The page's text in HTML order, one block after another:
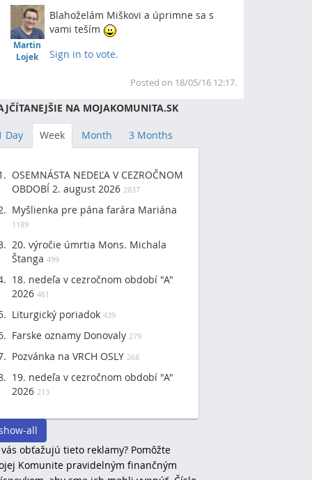
Martin
Lojek
Blahoželám Miškovi a úprimne sa s
vami teším
Sign in to vote.
Posted on 18/05/16 12:17.
NA MOJAKOMUNITA.SK
Day Week Month 3 Months
OSEMNÁSTA NEDEĽA V CEZROČNOM
OBDOBÍ 2. august 2026 2837
Myšlienka pre pána farára Mariána
1189
20. výročie úmrtia Mons. Michala
Štanga 499
18. nedeľa v cezročnom období "A"
2026 461
Liturgický poriadok 439
Farske oznamy Donovaly 279
Pozvánka na VRCH OSLY 268
19. nedeľa v cezročnom období "A"
2026 213
all
obťažujú tieto reklamy? Pomôžte
Komunite pravidelným finančným